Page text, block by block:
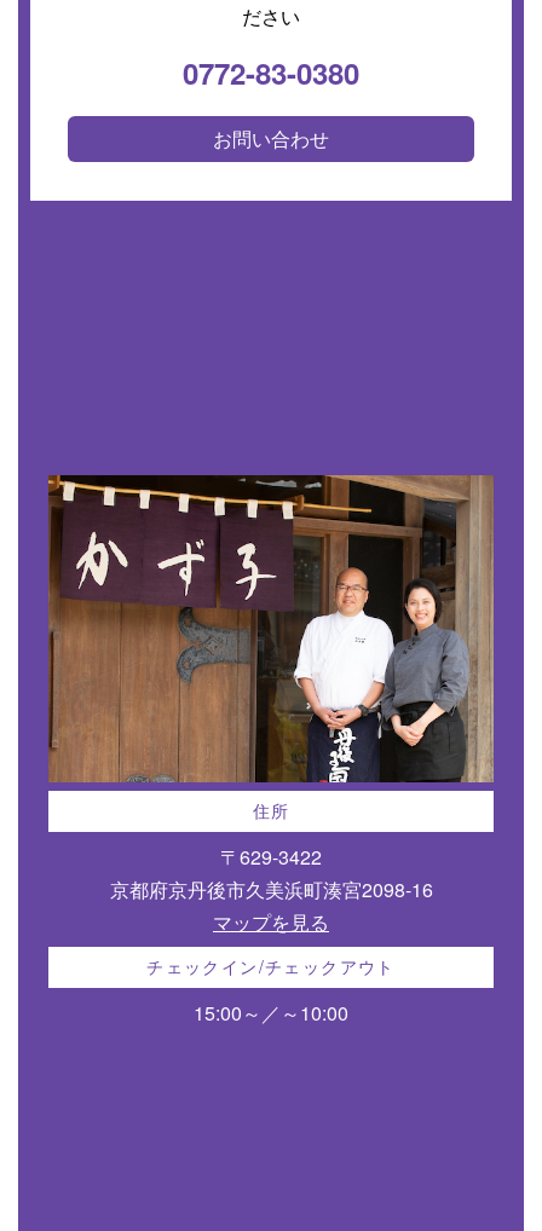
ださい
0772-83-0380
お問い合わせ
住所
〒629-3422
京都府京丹後市久美浜町湊宮2098-16
マップを見る
チェックイン/チェックアウト
15:00～／～10:00